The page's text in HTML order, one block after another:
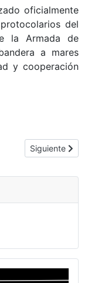
oficialmente
del
la Armada de
a mares
y cooperación
los rescatistas
Artículo
Siguiente